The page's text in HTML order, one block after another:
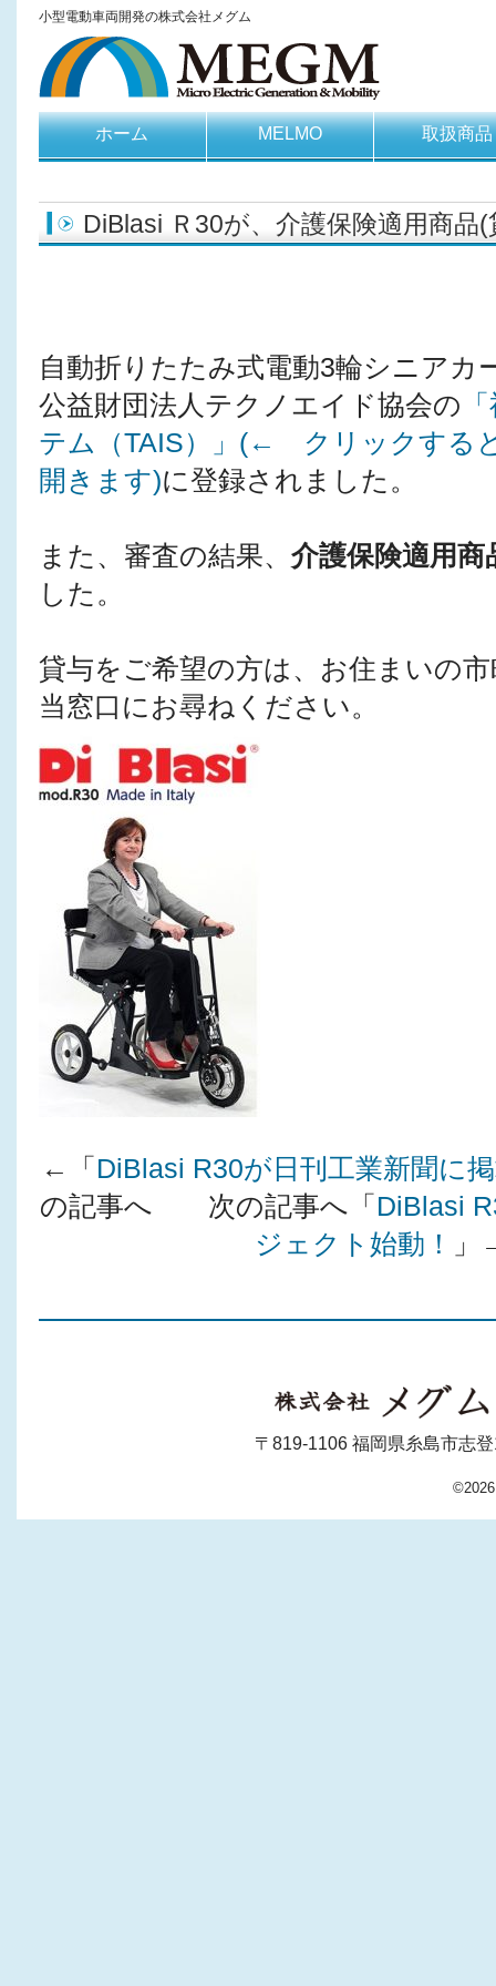
小型電動車両開発の株式会社メグム
ホーム MELMO 取扱商品
DiBlasi Ｒ30が、介護保険適用商品
自動折りたたみ式電動3輪シニアカ
公益財団法人テクノエイド協会の
テム（TAIS）」(← クリックする
開きます)に登録されました。
また、審査の結果、 介護保険適用商
した。
貸与をご希望の方は、お住まいの
当窓口にお尋ねください。
←「 DiBlasi R30が日刊工業新聞に
の記事へ 次の記事へ「 DiBlasi
ジェクト始動！
〒819-1106 福岡県糸島市志